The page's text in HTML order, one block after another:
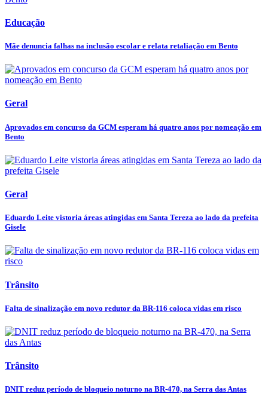
Educação
Mãe denuncia falhas na inclusão escolar e relata retaliação em Bento
Geral
Aprovados em concurso da GCM esperam há quatro anos por nomeação em
Bento
Geral
Eduardo Leite vistoria áreas atingidas em Santa Tereza ao lado da prefeita
Gisele
Trânsito
Falta de sinalização em novo redutor da BR-116 coloca vidas em risco
Trânsito
DNIT reduz período de bloqueio noturno na BR-470, na Serra das Antas